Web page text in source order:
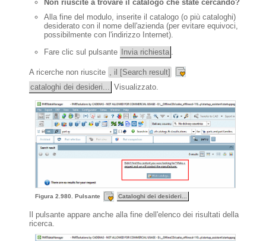
Non riuscite a trovare il catalogo che state cercando?
Alla fine del modulo, inserite il catalogo (o più cataloghi)
desiderato con il nome dell'azienda (per evitare equivoci,
possibilmente con l'indirizzo Internet).
Fare clic sul pulsante
Invia richiesta .
A ricerche non riuscite , il [Search result]
cataloghi dei desideri... Visualizzato.
Figura 2.980. Pulsante Cataloghi dei desideri...
Il pulsante appare anche alla fine dell'elenco dei risultati della
ricerca.